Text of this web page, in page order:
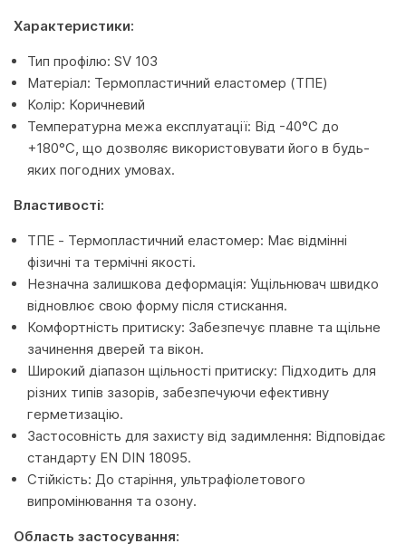
Характеристики:
Тип профілю: SV 103
Матеріал: Термопластичний еластомер (ТПЕ)
Колір: Коричневий
Температурна межа експлуатації: Від -40°C до
+180°C, що дозволяє використовувати його в будь-
яких погодних умовах.
Властивості:
ТПЕ - Термопластичний еластомер: Має відмінні
фізичні та термічні якості.
Незначна залишкова деформація: Ущільнювач швидко
відновлює свою форму після стискання.
Комфортність притиску: Забезпечує плавне та щільне
зачинення дверей та вікон.
Широкий діапазон щільності притиску: Підходить для
різних типів зазорів, забезпечуючи ефективну
герметизацію.
Застосовність для захисту від задимлення: Відповідає
стандарту EN DIN 18095.
Стійкість: До старіння, ультрафіолетового
випромінювання та озону.
Область застосування: